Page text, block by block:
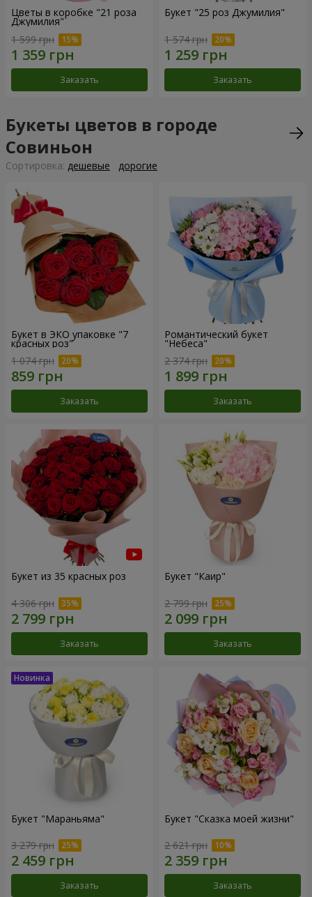
Цветы в коробке "21 роза
Джумилия"
1 599 грн
Заказать
Букет "25 роз Джумилия"
1 574 грн
Заказать
Букеты цветов в городе
Совиньон
Cортировка: дешевые дорогие
Букет в ЭКО упаковке "7
красных роз"
1 074 грн
Заказать
Романтический букет
"Небеса"
2 374 грн
Заказать
Букет из 35 красных роз
4 306 грн
Заказать
Букет "Каир"
2 799 грн
Заказать
Букет "Мараньяма"
3 279 грн
Заказать
Букет "Сказка моей жизни"
2 621 грн
Заказать